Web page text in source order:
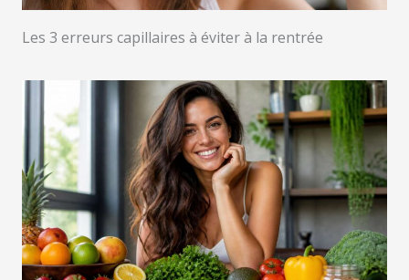
Les 3 erreurs capillaires à éviter à la rentrée